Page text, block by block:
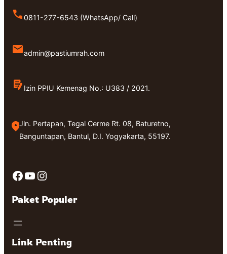
0811-277-6543 (WhatsApp/ Call)
admin@pastiumrah.com
Izin PPIU Kemenag No.: U383 / 2021.
Jln. Pertapan, Tegal Cerme Rt. 08, Baturetno,
Banguntapan, Bantul, D.I. Yogyakarta, 55197.
Facebook YouTube Instagram
Paket Populer
Link Penting